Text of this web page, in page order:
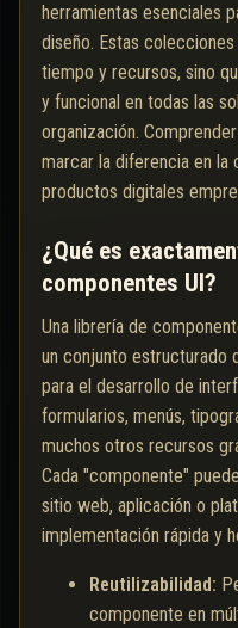
herramientas esenciales
diseño. Estas
tiempo y recursos, sino
y funcional en todas las
organización.
marcar la diferencia en la
productos digitales
¿Qué es
componentes UI?
Una librería de
un conjunto estructurado
para el desarrollo de
formularios, menús,
muchos otros recursos
Cada "componente"
sitio web, aplicación o
implementación rápida y
Reutilizabilidad:
componente en